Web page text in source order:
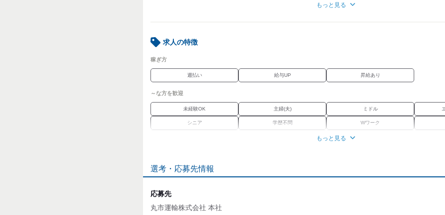
【会社紹介】
面接時は写真付きの履歴書をお持ちください。
【安全第一で働いてください】
デジタルタコグラフ･タコグラフの全車導入
バックモニター全車装着
装着ドライブレコーダー全車装着
安全性優良事業者(Gマーク)取得
ナスバネットシステム導入
もっと見る
求人の特徴
稼ぎ方
週払い 給与UP 昇給あり
～な方を歓迎
未経験OK 主婦(夫) ミドル
シニア 学歴不問 Wワーク
職場環境
もっと見る
選考・応募先情報
応募先
丸市運輸株式会社 本社